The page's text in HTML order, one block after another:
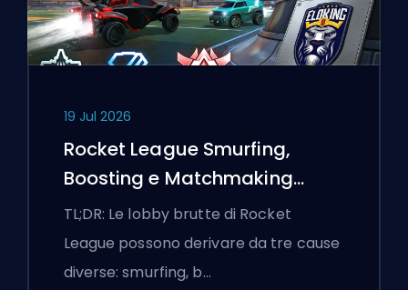
19 Jul 2026
Rocket League Smurfing,
Boosting e Matchmaking
Spiegati
TL;DR: Le lobby brutte di Rocket
League possono derivare da tre cause
diverse: smurfing, b…